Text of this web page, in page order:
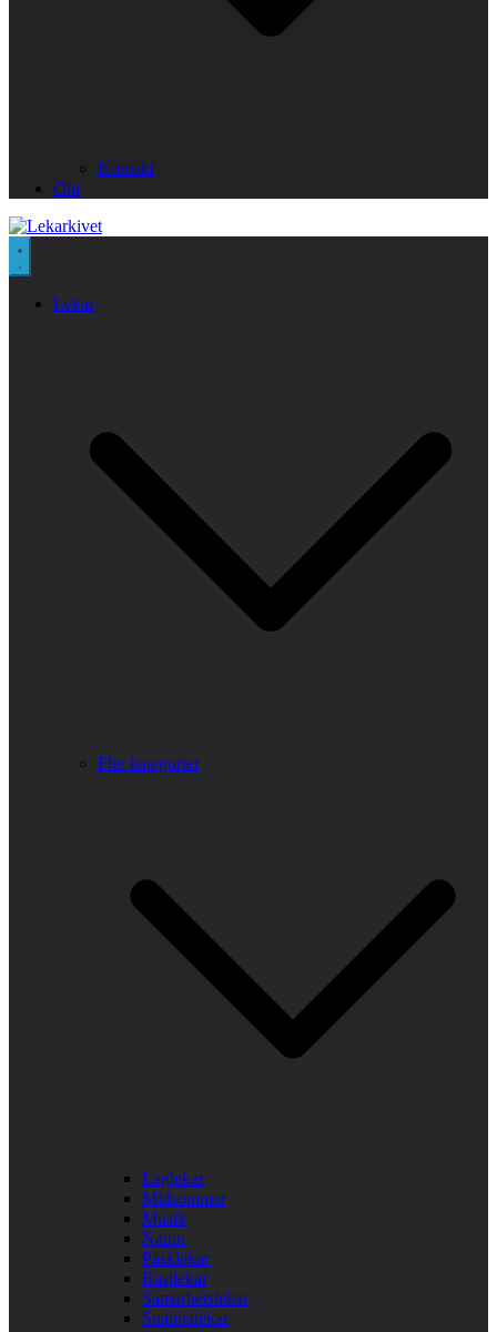
Kontakt
Om
Lekar
Fler kategorier
Laglekar
Midsommar
Musik
Namn
Påsklekar
Rastlekar
Samarbetslekar
Snabbalekar